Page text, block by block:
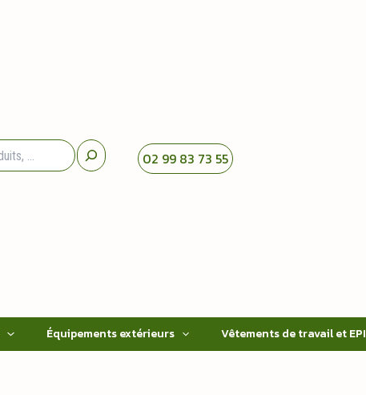
02 99 83 73 55
Équipements extérieurs Vêtements de travail et EPI